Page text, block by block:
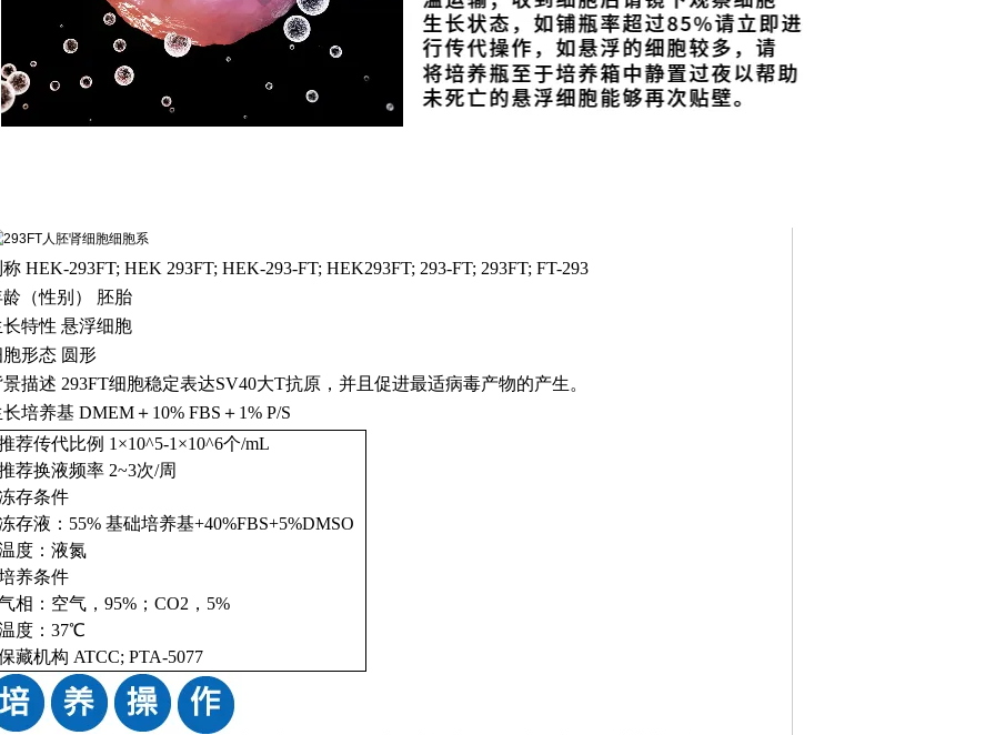
称 HEK-293FT; HEK 293FT; HEK-293-FT; HEK293FT; 293-FT; 293FT; FT-293
（性别）
胚胎
特性 悬浮细胞
胞形态 圆形
描述 293FT细胞稳定表达SV40大T抗原，并且促进最适病毒产物的产生。
长培养基 DMEM＋10% FBS＋1% P/S
荐传代比例 1×10^5-1×10^6个/mL
荐换液频率 2~3次/周
存条件
存液： 55% 基础培养基+40%FBS+5%DMSO
度：液氮
养条件
相：空气， 95%；CO2，5%
度： 37℃
藏机构 ATCC; PTA-5077